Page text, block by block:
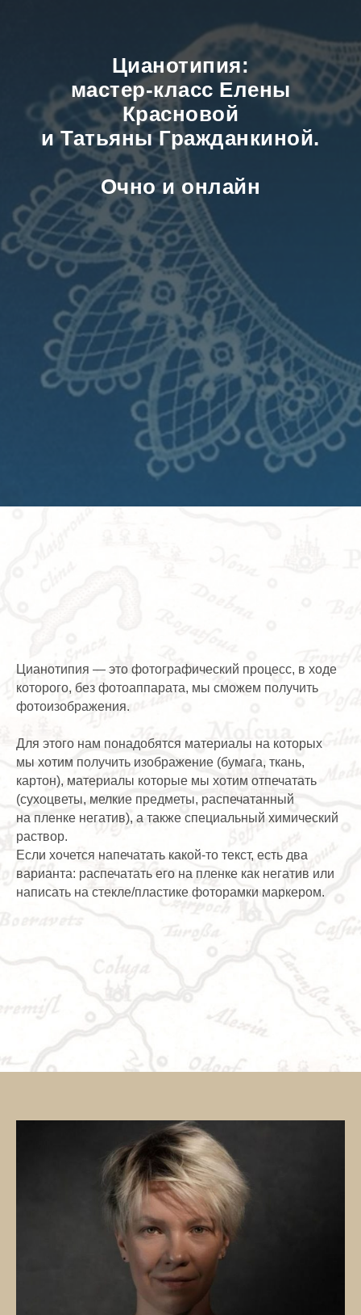
Цианотипия:
мастер-класс Елены
Красновой
и Татьяны Гражданкиной.
Очно и онлайн
Цианотипия — это фотографический процесс, в ходе
которого, без фотоаппарата, мы сможем получить
фотоизображения.
Для этого нам понадобятся материалы на которых
мы хотим получить изображение (бумага, ткань,
картон), материалы которые мы хотим отпечатать
(сухоцветы, мелкие предметы, распечатанный
на пленке негатив), а также специальный химический
раствор.
Если хочется напечатать какой-то текст, есть два
варианта: распечатать его на пленке как негатив или
написать на стекле/пластике фоторамки маркером.